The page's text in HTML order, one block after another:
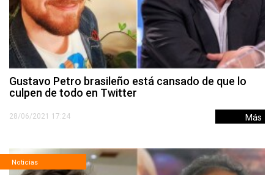
Gustavo Petro brasileño está cansado de que lo
culpen de todo en Twitter
28/06/2021 17:24 Más
Noticias